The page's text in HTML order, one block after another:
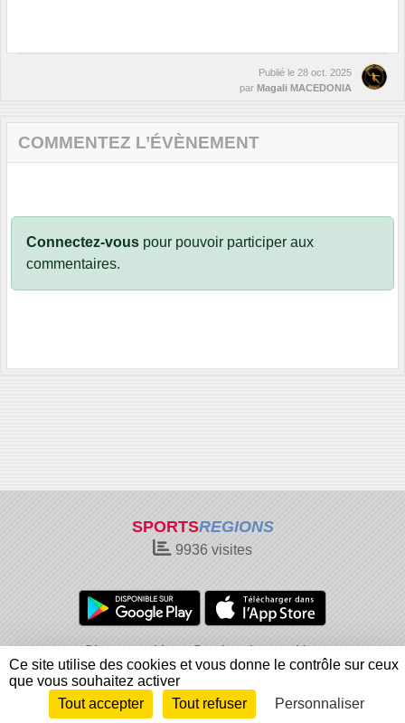
Publié le 28 oct. 2025
par Magali MACEDONIA
COMMENTEZ L’ÉVÈNEMENT
Connectez-vous pour pouvoir participer aux
commentaires.
SPORTSREGIONS
9936 visites
Charte cookies
Gestion des cookies
Informations légales
Signaler un contenu inapproprié
Envie de participer ? Connexion
Ce site utilise des cookies et vous donne le contrôle sur ceux
que vous souhaitez activer
Tout accepter
Tout refuser Personnaliser